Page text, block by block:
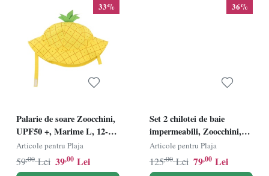
33%
Palarie de soare Zoocchini,
UPF50 +, Marime L, 12-24
Luni - Ananas
Articole pentru Plaja
39,00 Lei
59,00 Lei
36%
Set 2 chilotei de baie
impermeabili, Zoocchini,
protectie UPF50+, marime
L, 24-36 Luni Ã¢â‚¬â€œ
Sirena
Articole pentru Plaja
79,00 Lei
125,00 Lei